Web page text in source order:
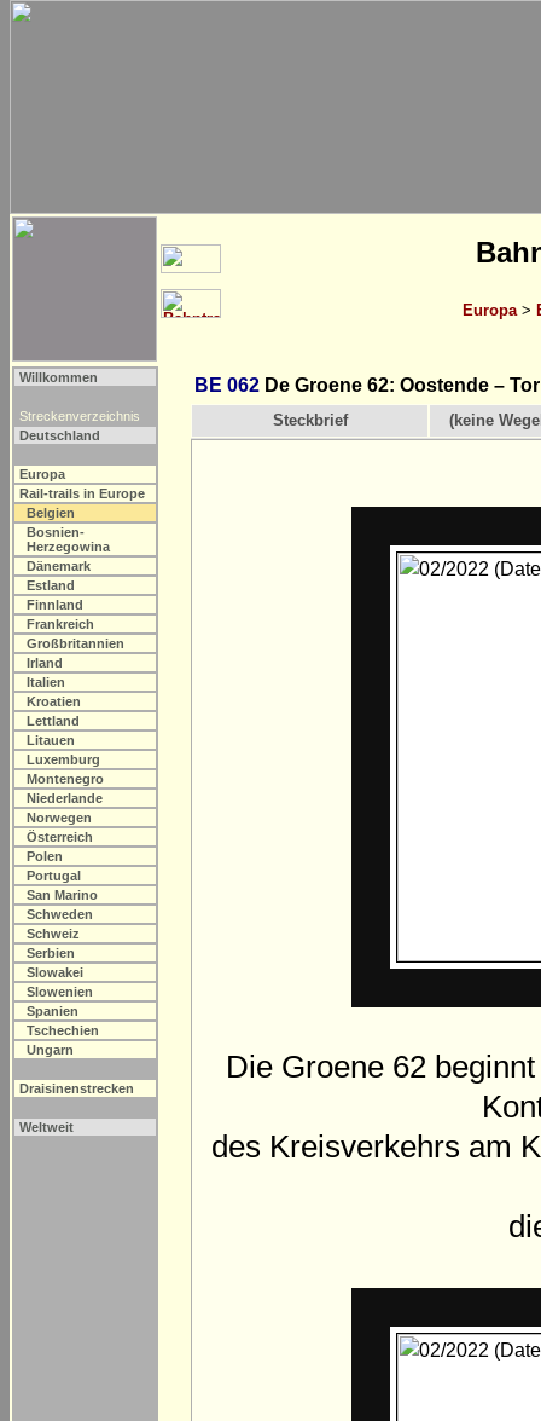
Europa >
Willkommen
Streckenverzeichnis
Deutschland
Europa
Rail-trails in Europe
Belgien
Bosnien-
Herzegowina
Dänemark
Estland
Finnland
Frankreich
Großbritannien
Irland
Italien
Kroatien
Lettland
Litauen
Luxemburg
Montenegro
Niederlande
Norwegen
Österreich
Polen
Portugal
San Marino
Schweden
Schweiz
Serbien
Slowakei
Slowenien
Spanien
Tschechien
Ungarn
Draisinenstrecken
Weltweit
BE 062 De Groene 62: Oostende –
Steckbrief (keine
Die Groene 62
des Kreisverkehrs am